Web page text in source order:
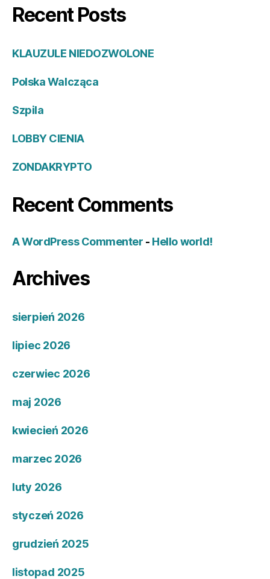
Recent Posts
KLAUZULE NIEDOZWOLONE
Polska Walcząca
Szpila
LOBBY CIENIA
ZONDAKRYPTO
Recent Comments
A WordPress Commenter - Hello world!
Archives
sierpień 2026
lipiec 2026
czerwiec 2026
maj 2026
kwiecień 2026
marzec 2026
luty 2026
styczeń 2026
grudzień 2025
listopad 2025